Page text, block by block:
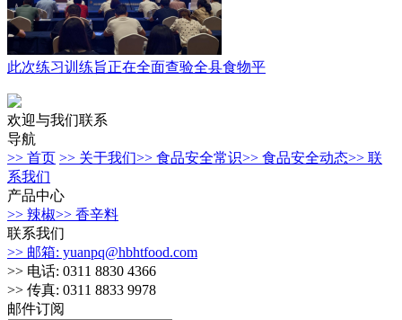
此次练习训练旨正在全面查验全县食物平
欢迎与我们联系
导航
>> 首页 >> 关于我们>> 食品安全常识>> 食品安全动态>> 联
系我们
产品中心
>> 辣椒>> 香辛料
联系我们
>> 邮箱: yuanpq@hbhtfood.com
>> 电话: 0311 8830 4366
>> 传真: 0311 8833 9978
邮件订阅